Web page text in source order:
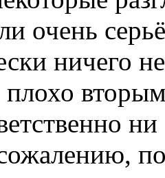
очень
ничего
плохо